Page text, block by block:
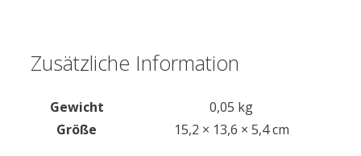
Zusätzliche Information
Gewicht
0,05 kg
Größe
15,2 × 13,6 × 5,4 cm